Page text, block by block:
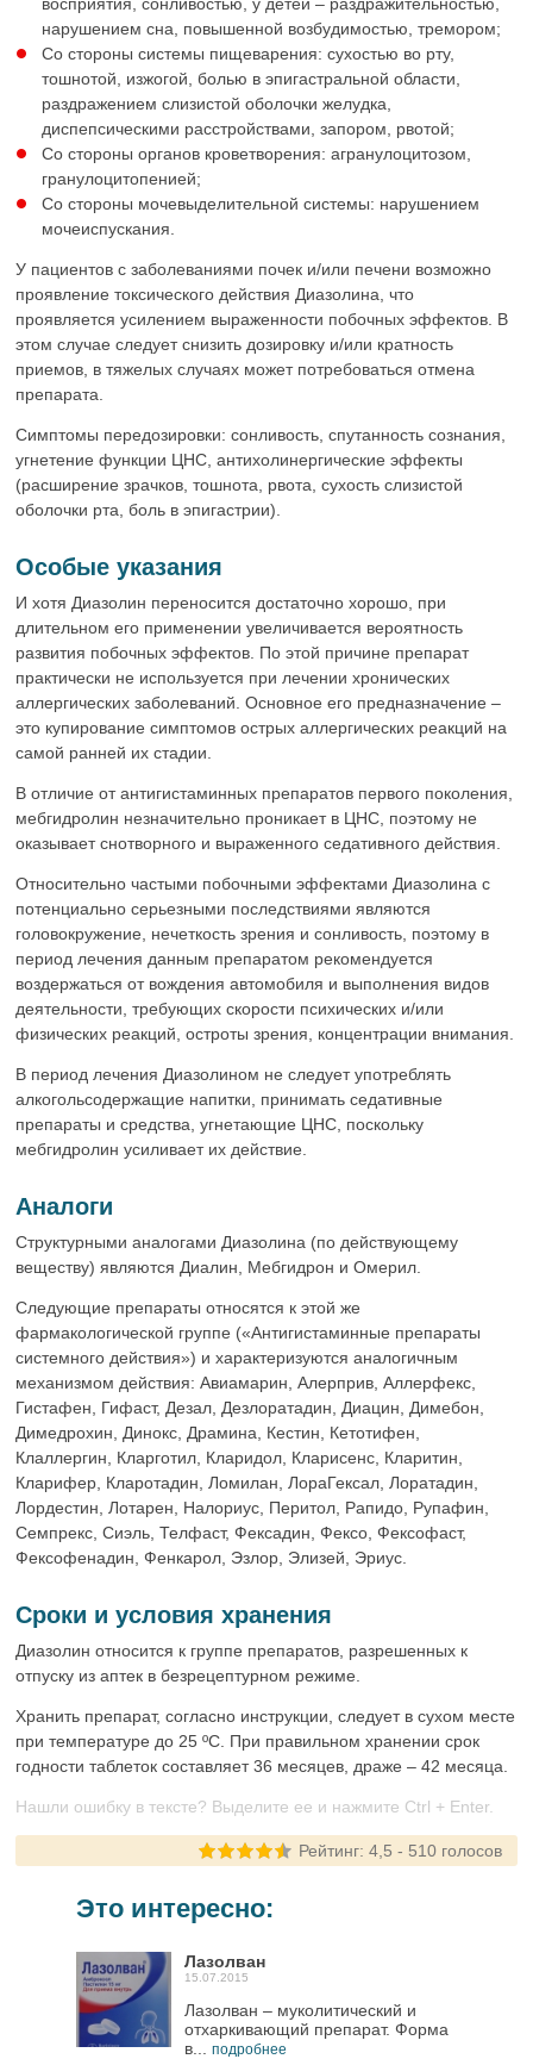
нарушением сна, повышенной возбудимостью, тремором;
Со стороны системы пищеварения: сухостью во рту,
тошнотой, изжогой, болью в эпигастральной области,
раздражением слизистой оболочки желудка,
диспепсическими расстройствами, запором, рвотой;
Со стороны органов кроветворения: агранулоцитозом,
гранулоцитопенией;
Со стороны мочевыделительной системы: нарушением
мочеиспускания.
У пациентов с заболеваниями почек и/или печени возможно
проявление токсического действия Диазолина, что
проявляется усилением выраженности побочных эффектов. В
этом случае следует снизить дозировку и/или кратность
приемов, в тяжелых случаях может потребоваться отмена
препарата.
Симптомы передозировки: сонливость, спутанность сознания,
угнетение функции ЦНС, антихолинергические эффекты
(расширение зрачков, тошнота, рвота, сухость слизистой
оболочки рта, боль в эпигастрии).
Особые указания
И хотя Диазолин переносится достаточно хорошо, при
длительном его применении увеличивается вероятность
развития побочных эффектов. По этой причине препарат
практически не используется при лечении хронических
аллергических заболеваний. Основное его предназначение –
это купирование симптомов острых аллергических реакций на
самой ранней их стадии.
В отличие от антигистаминных препаратов первого поколения,
мебгидролин незначительно проникает в ЦНС, поэтому не
оказывает снотворного и выраженного седативного действия.
Относительно частыми побочными эффектами Диазолина с
потенциально серьезными последствиями являются
головокружение, нечеткость зрения и сонливость, поэтому в
период лечения данным препаратом рекомендуется
воздержаться от вождения автомобиля и выполнения видов
деятельности, требующих скорости психических и/или
физических реакций, остроты зрения, концентрации внимания.
В период лечения Диазолином не следует употреблять
алкогольсодержащие напитки, принимать седативные
препараты и средства, угнетающие ЦНС, поскольку
мебгидролин усиливает их действие.
Аналоги
Структурными аналогами Диазолина (по действующему
веществу) являются Диалин, Мебгидрон и Омерил.
Следующие препараты относятся к этой же
фармакологической группе («Антигистаминные препараты
системного действия») и характеризуются аналогичным
механизмом действия: Авиамарин, Алерприв, Аллерфекс,
Гистафен, Гифаст, Дезал, Дезлоратадин, Диацин, Димебон,
Димедрохин, Динокс, Драмина, Кестин, Кетотифен,
Клаллергин, Кларготил, Кларидол, Кларисенс, Кларитин,
Кларифер, Кларотадин, Ломилан, ЛораГексал, Лоратадин,
Лордестин, Лотарен, Налориус, Перитол, Рапидо, Рупафин,
Семпрекс, Сиэль, Телфаст, Фексадин, Фексо, Фексофаст,
Фексофенадин, Фенкарол, Эзлор, Элизей, Эриус.
Сроки и условия хранения
Диазолин относится к группе препаратов, разрешенных к
отпуску из аптек в безрецептурном режиме.
Хранить препарат, согласно инструкции, следует в сухом месте
при температуре до 25 ºС. При правильном хранении срок
годности таблеток составляет 36 месяцев, драже – 42 месяца.
Нашли ошибку в тексте? Выделите ее и нажмите Ctrl + Enter.
Рейтинг: 4,5 - 510голосов
Это интересно:
Лазолван
15.07.2015
Лазолван – муколитический и
отхаркивающий препарат. Форма
в... подробнее